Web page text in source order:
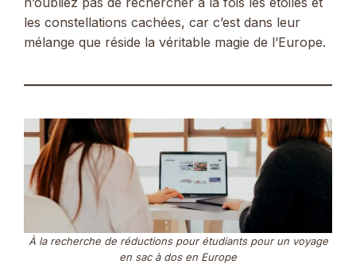
les constellations cachées, car c’est dans leur
mélange que réside la véritable magie de l’Europe.
À la recherche de réductions pour étudiants pour un voyage
en sac à dos en Europe